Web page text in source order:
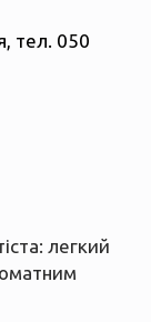
тел. 050
легкий